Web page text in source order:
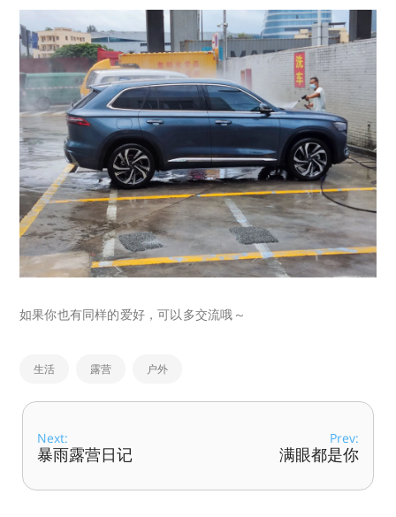
如果你也有同样的爱好，可以多交流哦～
生活 露营 户外
Next:
暴雨露营日记
Prev:
满眼都是你